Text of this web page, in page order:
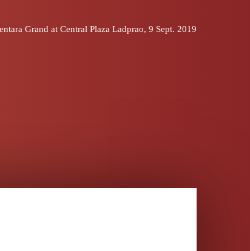
Grand at Central Plaza Ladprao, 9 Sept. 2019